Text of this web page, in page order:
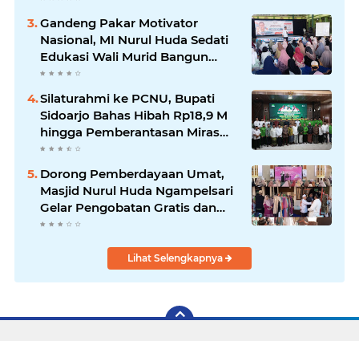
Gandeng Pakar Motivator
Nasional, MI Nurul Huda Sedati
Edukasi Wali Murid Bangun
Generasi Rabbani dan Tangguh.
Silaturahmi ke PCNU, Bupati
Sidoarjo Bahas Hibah Rp18,9 M
hingga Pemberantasan Miras
Ilegal.
Dorong Pemberdayaan Umat,
Masjid Nurul Huda Ngampelsari
Gelar Pengobatan Gratis dan
Bazar Amal.
Lihat Selengkapnya